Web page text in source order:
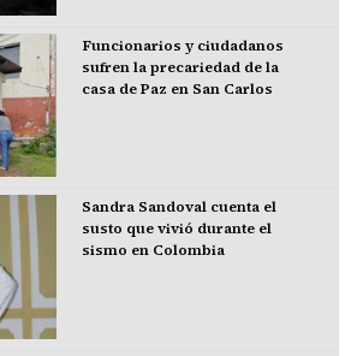
Funcionarios y ciudadanos
sufren la precariedad de la
casa de Paz en San Carlos
Sandra Sandoval cuenta el
susto que vivió durante el
sismo en Colombia